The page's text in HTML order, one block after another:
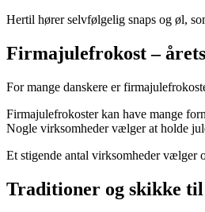
Hertil hører selvfølgelig snaps og øl,
Firmajulefrokost –
For mange danskere er
Firmajulefrokoster kan have mange
Nogle virksomheder vælger at holde
Et stigende antal virksomheder vælger
Traditioner og skikke